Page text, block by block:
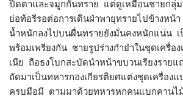
ปิดตาและจมูกกันทราย แต่ดูเหมือนชายกลุ่
ย่อท้อรีรอต่อการเดินฝ่าพายุทรายไปข้างหน้
น้ำหนักลงไปบนผื่นทรายยังมั่นคงหนักแน่น เ
พร้อมเพรียงกัน ชายรูปร่างกำยำในชุดเครื่อ
เนีย ถือธงโบกสะบัดนำหน้าขบวนเรียงราย
ถัดมาเป็นทหารกองเกียรติยศแต่งชุดเครื่อง
ครบมือมี ตามมาด้วยทหารหกคนแบกคานไ